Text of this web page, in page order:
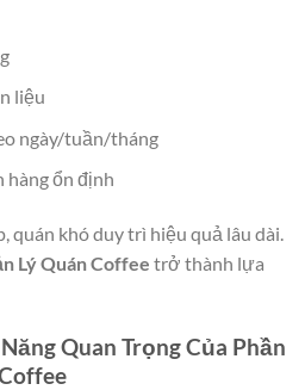
liệu
ngày/tuần/tháng
hàng ổn định
quán khó duy trì hiệu quả lâu dài.
Lý Quán Coffee trở thành lựa
Quan Trọng Của Phần